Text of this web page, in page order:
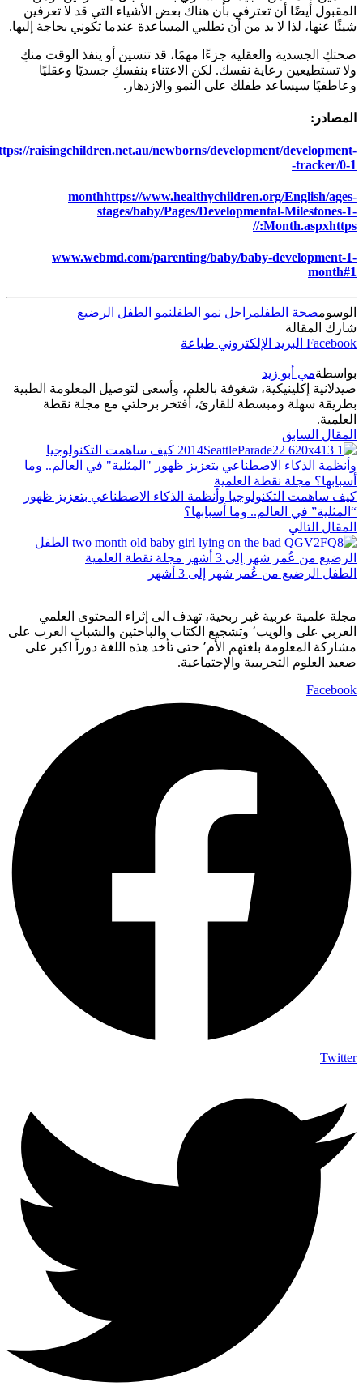
أيضًا أن تعترفي بأن هناك بعض الأشياء التي قد لا تعرفين
عنها، لذا لا بد من أن تطلبي المساعدة عندما تكوني بحاجة إليها.
الجسدية والعقلية جزءًا مهمًا، قد تنسين أو ينفذ الوقت منكِ
تستطيعين رعاية نفسك. لكن الاعتناء بنفسكِ جسديًا وعقليًا
سيساعد طفلك على النمو والازدهار.
https://raisingchildren.net.au/newborns/development/
tracker/0-
monthhttps://www.healthychildren.org/English/
stages/baby/Pages/Developmental-Milestones-
Month.aspx
www.webmd.com/parenting/baby/baby-development-
صحة الطفلمراحل نمو الطفلنمو الطفل الرضيع
المقالة
البريد الإلكتروني طباعة
مي أبو زيد
إكلينيكية، شغوفة بالعلم، وأسعى لتوصيل المعلومة الطبية
سهلة ومبسطة للقارئ، أفتخر برحلتي مع مجلة نقطة
السابق
ساهمت التكنولوجيا وأنظمة الذكاء الاصطناعي بتعزيز ظهور
في العالم.. وما أسبابها؟
التالي
الرضيع من عُمر شهر إلى 3 أشهر
علمية عربية غير ربحية، تهدف الى إثراء المحتوى العلمي
العربي على والويب٬ وتشجيع الكتاب والباحثين والشباب العرب على
مشاركة المعلومة بلغتهم الأم٬ حتى تأخد هذه اللغة دوراً اكبر على
العلوم التجريبية والإجتماعية.